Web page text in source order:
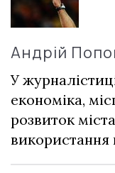
Андрій
У
економіка,
розвиток
використання